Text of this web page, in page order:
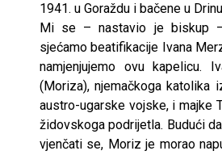
1941. u Goraždu i bačene u
Mi se – nastavio je biskup
sjećamo beatifikacije Ivana
namjenjujemo ovu kapelicu.
(Moriza), njemačkoga katolika
austro-ugarske vojske, i majke
židovskoga podrijetla. Budući
vjenčati se, Moriz je morao